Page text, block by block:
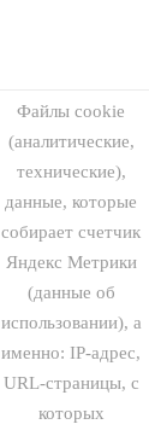
Файлы cookie
(аналитические,
технические),
данные, которые
собирает счетчик
Яндекс Метрики
(данные об
использовании), а
именно: IP-адрес,
URL-страницы, с
которых